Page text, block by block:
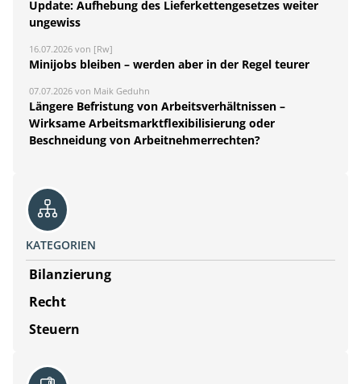
Update: Aufhebung des Lieferkettengesetzes weiter
ungewiss
16.07.2026 von [Rw]
Minijobs bleiben – werden aber in der Regel teurer
07.07.2026 von Maik Geduhn
Längere Befristung von Arbeitsverhältnissen –
Wirksame Arbeitsmarktflexibilisierung oder
Beschneidung von Arbeitnehmerrechten?
KATEGORIEN
Bilanzierung
Recht
Steuern